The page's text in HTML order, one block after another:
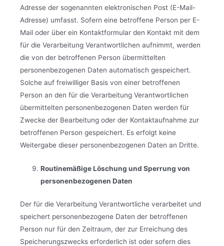
Adresse der sogenannten elektronischen Post (E-Mail-
Adresse) umfasst. Sofern eine betroffene Person per E-
Mail oder über ein Kontaktformular den Kontakt mit dem
für die Verarbeitung Verantwortlichen aufnimmt, werden
die von der betroffenen Person übermittelten
personenbezogenen Daten automatisch gespeichert.
Solche auf freiwilliger Basis von einer betroffenen
Person an den für die Verarbeitung Verantwortlichen
übermittelten personenbezogenen Daten werden für
Zwecke der Bearbeitung oder der Kontaktaufnahme zur
betroffenen Person gespeichert. Es erfolgt keine
Weitergabe dieser personenbezogenen Daten an Dritte.
Routinemäßige Löschung und Sperrung von
personenbezogenen Daten
Der für die Verarbeitung Verantwortliche verarbeitet und
speichert personenbezogene Daten der betroffenen
Person nur für den Zeitraum, der zur Erreichung des
Speicherungszwecks erforderlich ist oder sofern dies